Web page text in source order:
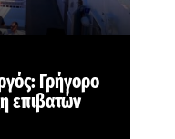
Γρήγορο
επιβατών